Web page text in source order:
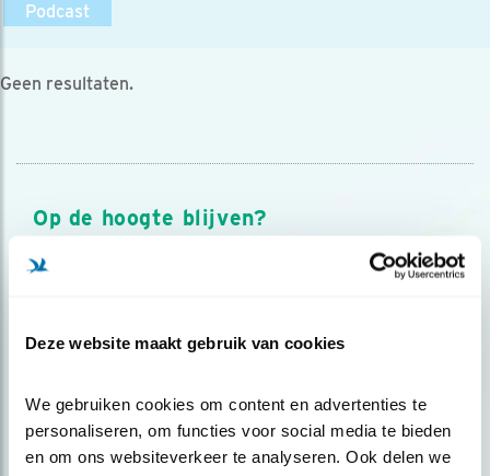
Deze website maakt gebruik van cookies
We gebruiken cookies om content en advertenties te
personaliseren, om functies voor social media te bieden
en om ons websiteverkeer te analyseren. Ook delen we
Podcast
Geen resultaten.
Op de hoogte blijven?
Meld je aan en ontvang nieuws, inspiratie, acties en tips
over vogels en activiteiten van Vogelbescherming.